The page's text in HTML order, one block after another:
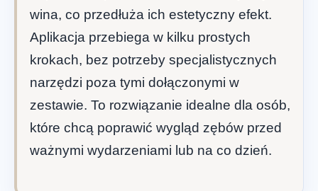
wina, co przedłuża ich estetyczny efekt.
Aplikacja przebiega w kilku prostych
krokach, bez potrzeby specjalistycznych
narzędzi poza tymi dołączonymi w
zestawie. To rozwiązanie idealne dla osób,
które chcą poprawić wygląd zębów przed
ważnymi wydarzeniami lub na co dzień.